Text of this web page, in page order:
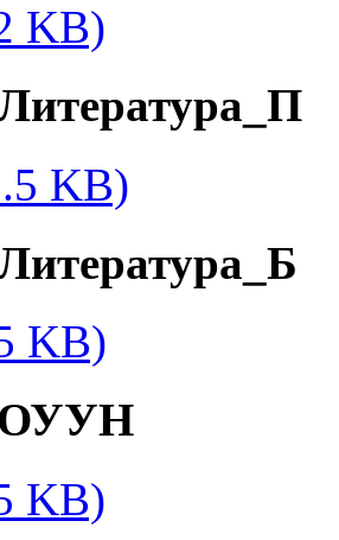
KB)
KB)
KB)
KB)